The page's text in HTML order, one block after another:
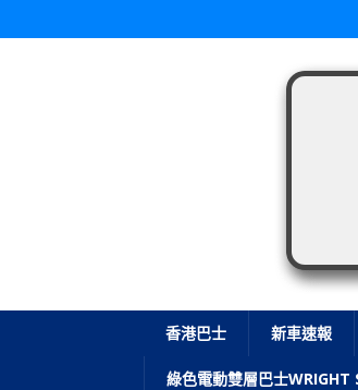
香港巴士 新車速報
綠色電動雙層巴士WRIGHT